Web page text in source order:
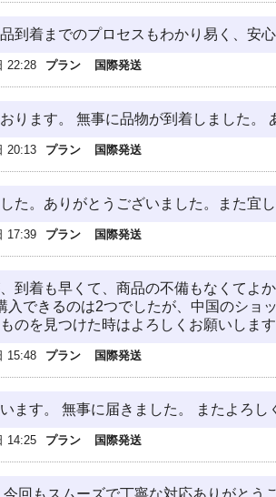
到着までのプロセスもわかり易く、安心
22:28 プラン 国際発送
ります。 無事に品物が到着しました。
20:13 プラン 国際発送
た。ありがとうございました。また宜し
17:39 プラン 国際発送
到着も早くて、商品の不備もなくてよ
入できるのは2つでしたが、中国のショ
のを見つけた時はよろしくお願いしま
15:48 プラン 国際発送
ます。 無事に届きました。 またよろし
14:25 プラン 国際発送
回もスムーズで丁寧な対応ありがとう